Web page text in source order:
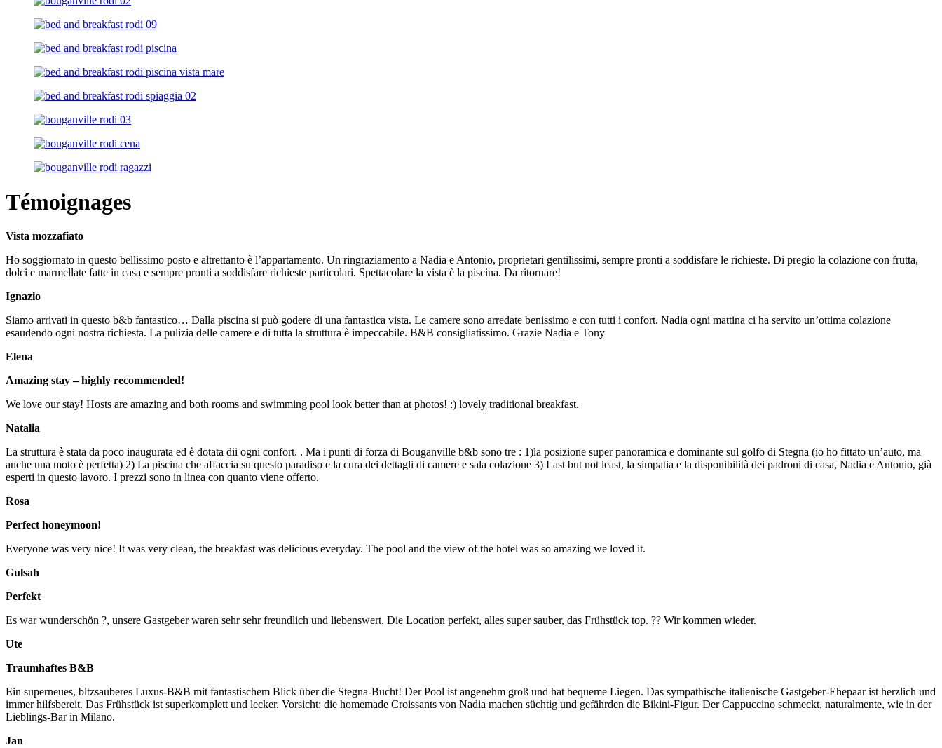
Témoignages
Vista mozzafiato
Ho soggiornato in questo bellissimo posto e altrettanto è l’appartamento. Un ringraziamento a Nadia e Antonio, proprietari gentilissimi, sempre pronti a soddisfare le richieste. Di pregio la colazione con frutta,
dolci e marmellate fatte in casa e sempre pronti a soddisfare richieste particolari. Spettacolare la vista è la piscina. Da ritornare!
Ignazio
Siamo arrivati in questo b&b fantastico… Dalla piscina si può godere di una fantastica vista. Le camere sono arredate benissimo e con tutti i confort. Nadia ogni mattina ci ha servito un’ottima colazione
esaudendo ogni nostra richiesta. La pulizia delle camere e di tutta la struttura è impeccabile. B&B consigliatissimo. Grazie Nadia e Tony
Elena
Amazing stay – highly recommended!
We love our stay! Hosts are amazing and both rooms and swimming pool look better than at photos! :) lovely traditional breakfast.
Natalia
La struttura è stata da poco inaugurata ed è dotata dii ogni confort. . Ma i punti di forza di Bouganville b&b sono tre : 1)la posizione super panoramica e dominante sul golfo di Stegna (io ho fittato un’auto, ma
anche una moto è perfetta) 2) La piscina che affaccia su questo paradiso e la cura dei dettagli di camere e sala colazione 3) Last but not least, la simpatia e la disponibilità dei padroni di casa, Nadia e Antonio, già
esperti in questo lavoro. I prezzi sono in linea con quanto viene offerto.
Rosa
Perfect honeymoon!
Everyone was very nice! It was very clean, the breakfast was delicious everyday. The pool and the view of the hotel was so amazing we loved it.
Gulsah
Perfekt
Es war wunderschön ?, unsere Gastgeber waren sehr sehr freundlich und liebenswert. Die Location perfekt, alles super sauber, das Frühstück top. ?? Wir kommen wieder.
Ute
Traumhaftes B&B
Ein superneues, bltzsauberes Luxus-B&B mit fantastischem Blick über die Stegna-Bucht! Der Pool ist angenehm groß und hat bequeme Liegen. Das sympathische italienische Gastgeber-Ehepaar ist herzlich und
immer hilfsbereit. Das Frühstück ist superkomplett und lecker. Vorsicht: die homemade Croissants von Nadia machen süchtig und gefährden die Bikini-Figur. Der Cappuccino schmeckt, naturalmente, wie in der
Lieblings-Bar in Milano.
Jan